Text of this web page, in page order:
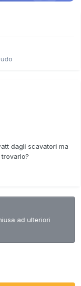
dagli scavatori ma
ad ulteriori